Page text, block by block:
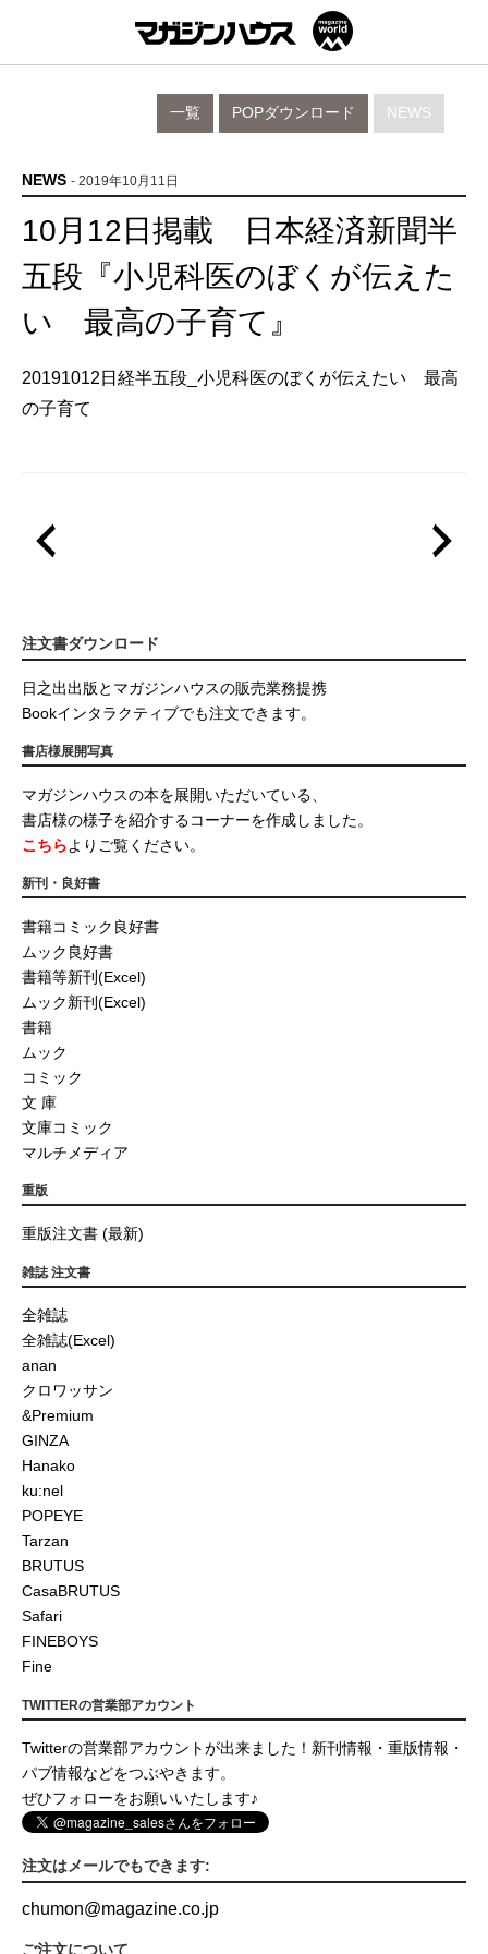
NEWS
POPダウンロード
一覧
NEWS - 2019年10月11日
10月12日掲載 日本経済新聞半
五段『小児科医のぼくが伝えた
い 最高の子育て』
20191012日経半五段_小児科医のぼくが伝えたい 最高
の子育て
注文書ダウンロード
日之出出版とマガジンハウスの販売業務提携
Bookインタラクティブでも注文できます。
書店様展開写真
マガジンハウスの本を展開いただいている、
書店様の様子を紹介するコーナーを作成しました。
こちらよりご覧ください。
新刊・良好書
書籍コミック良好書
ムック良好書
書籍等新刊(Excel)
ムック新刊(Excel)
書籍
ムック
コミック
文 庫
文庫コミック
マルチメディア
重版
重版注文書 (最新)
雑誌 注文書
全雑誌
全雑誌(Excel)
anan
クロワッサン
&Premium
GINZA
Hanako
ku:nel
POPEYE
Tarzan
BRUTUS
CasaBRUTUS
Safari
FINEBOYS
Fine
TWITTERの営業部アカウント
Twitterの営業部アカウントが出来ました！新刊情報・重版情報・
パブ情報などをつぶやきます。
ぜひフォローをお願いいたします♪
注文はメールでもできます:
chumon@magazine.co.jp
ご注文について